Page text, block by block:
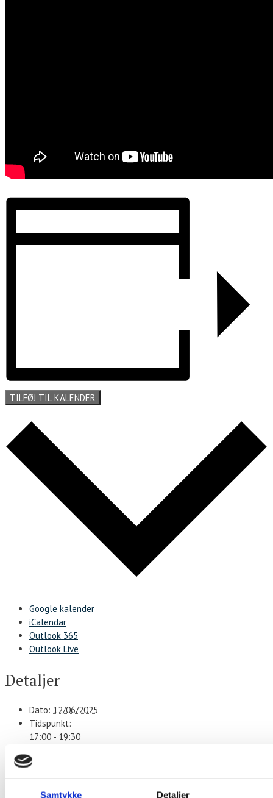
Samtykke Detaljer
TILFØJ TIL KALENDER
Google kalender
iCalendar
Outlook 365
Outlook Live
Detaljer
Dato: 12/06/2025
Tidspunkt:
17:00 - 19:30